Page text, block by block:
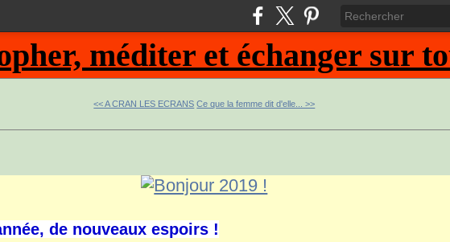
méditer et échanger sur
<< A CRAN LES ECRANS Ce que la femme dit d'elle... >>
de nouveaux espoirs !